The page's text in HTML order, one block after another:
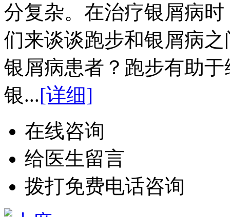
分复杂。在治疗银屑病
们来谈谈跑步和银屑病
银屑病患者？跑步有助
银...[详细]
在线咨询
给医生留言
拨打免费电话咨询